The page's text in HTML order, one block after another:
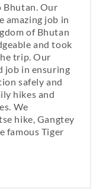
Bhutan. Our
amazing job in
of Bhutan
and took
trip. Our
job in ensuring
safely and
hikes and
We
hike, Gangtey
famous Tiger